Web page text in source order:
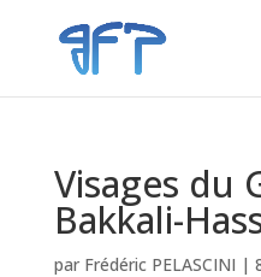
Visages du
Bakkali-
par Frédéric PELASCINI |